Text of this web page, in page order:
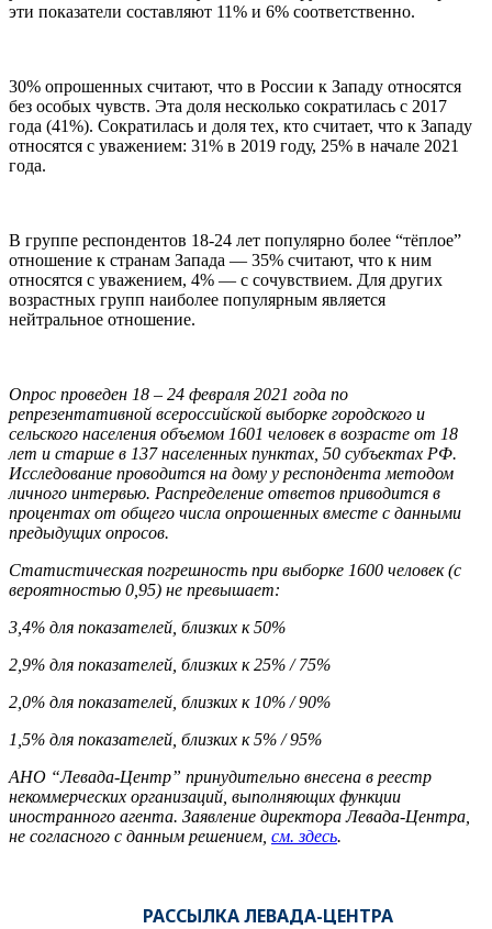
эти показатели составляют 11% и 6% соответственно.
30% опрошенных считают, что в России к Западу относятся
без особых чувств. Эта доля несколько сократилась с 2017
года (41%). Сократилась и доля тех, кто считает, что к Западу
относятся с уважением: 31% в 2019 году, 25% в начале 2021
года.
В группе респондентов 18-24 лет популярно более “тёплое”
отношение к странам Запада — 35% считают, что к ним
относятся с уважением, 4% — с сочувствием. Для других
возрастных групп наиболее популярным является
нейтральное отношение.
Опрос проведен 18 – 24 февраля 2021 года по
репрезентативной всероссийской выборке городского и
сельского населения объемом 1601 человек в возрасте от 18
лет и старше в 137 населенных пунктах, 50 субъектах РФ.
Исследование проводится на дому у респондента методом
личного интервью. Распределение ответов приводится в
процентах от общего числа опрошенных вместе с данными
предыдущих опросов.
Статистическая погрешность при выборке 1600 человек (с
вероятностью 0,95) не превышает:
3,4% для показателей, близких к 50%
2,9% для показателей, близких к 25% / 75%
2,0% для показателей, близких к 10% / 90%
1,5% для показателей, близких к 5% / 95%
АНО “Левада-Центр” принудительно внесена в реестр
некоммерческих организаций, выполняющих функции
иностранного агента. Заявление директора Левада-Центра,
не согласного с данным решением, см. здесь.
РАССЫЛКА ЛЕВАДА-ЦЕНТРА